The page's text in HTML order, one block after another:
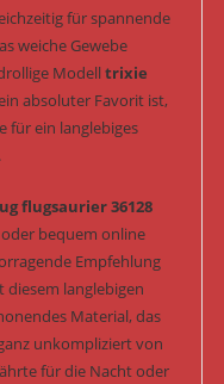
für spannende
weiche Gewebe
Modelltrixie
absoluter Favorit ist,
für ein langlebiges
flugsaurier 36128
bequem online
Empfehlung
diesem langlebigen
Material, das
unkompliziert von
für die Nacht oder